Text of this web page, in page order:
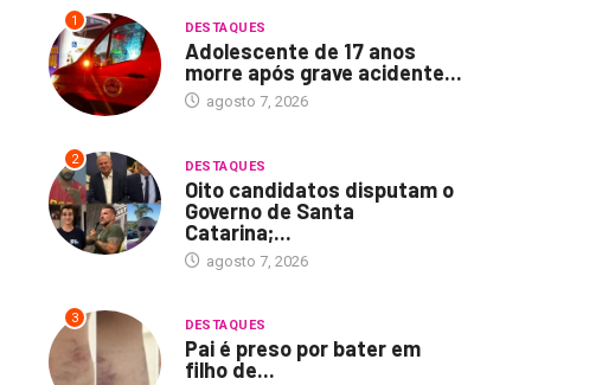
1 DESTAQUES
Adolescente de 17 anos
morre após grave acidente...
agosto 7, 2026
2 DESTAQUES
Oito candidatos disputam o
Governo de Santa
Catarina;...
agosto 7, 2026
3 DESTAQUES
Pai é preso por bater em
filho de...